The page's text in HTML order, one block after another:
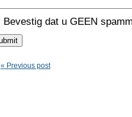
Bevestig dat u GEEN
« Previous post